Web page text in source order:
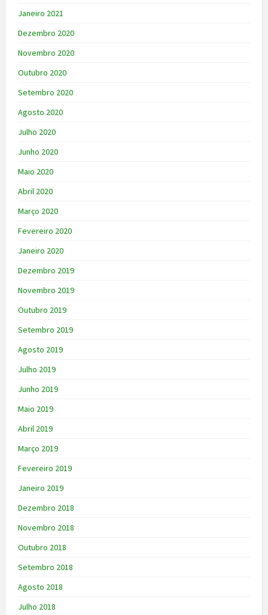
Janeiro 2021
Dezembro 2020
Novembro 2020
Outubro 2020
Setembro 2020
Agosto 2020
Julho 2020
Junho 2020
Maio 2020
Abril 2020
Março 2020
Fevereiro 2020
Janeiro 2020
Dezembro 2019
Novembro 2019
Outubro 2019
Setembro 2019
Agosto 2019
Julho 2019
Junho 2019
Maio 2019
Abril 2019
Março 2019
Fevereiro 2019
Janeiro 2019
Dezembro 2018
Novembro 2018
Outubro 2018
Setembro 2018
Agosto 2018
Julho 2018